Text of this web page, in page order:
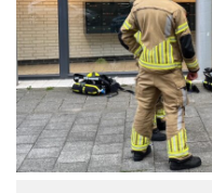
Vorig uur
Inklappen